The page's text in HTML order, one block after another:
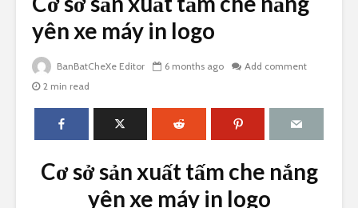
yên xe máy in logo
BanBatCheXe Editor 6 months ago
Add comment
2 min read
Cơ sở sản xuất tấm che nắng
yên xe máy in logo